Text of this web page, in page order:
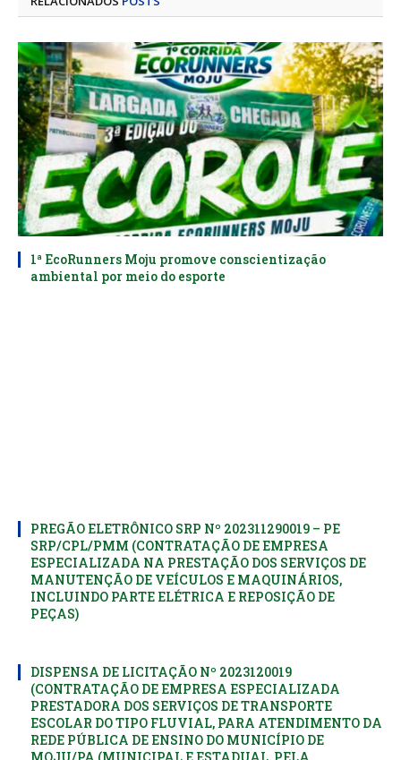
1ª EcoRunners Moju promove conscientização
ambiental por meio do esporte
PREGÃO ELETRÔNICO SRP Nº 202311290019 – PE
SRP/CPL/PMM (CONTRATAÇÃO DE EMPRESA
ESPECIALIZADA NA PRESTAÇÃO DOS SERVIÇOS DE
MANUTENÇÃO DE VEÍCULOS E MAQUINÁRIOS,
INCLUINDO PARTE ELÉTRICA E REPOSIÇÃO DE
PEÇAS)
DISPENSA DE LICITAÇÃO Nº 2023120019
(CONTRATAÇÃO DE EMPRESA ESPECIALIZADA
PRESTADORA DOS SERVIÇOS DE TRANSPORTE
ESCOLAR DO TIPO FLUVIAL, PARA ATENDIMENTO DA
REDE PÚBLICA DE ENSINO DO MUNICÍPIO DE